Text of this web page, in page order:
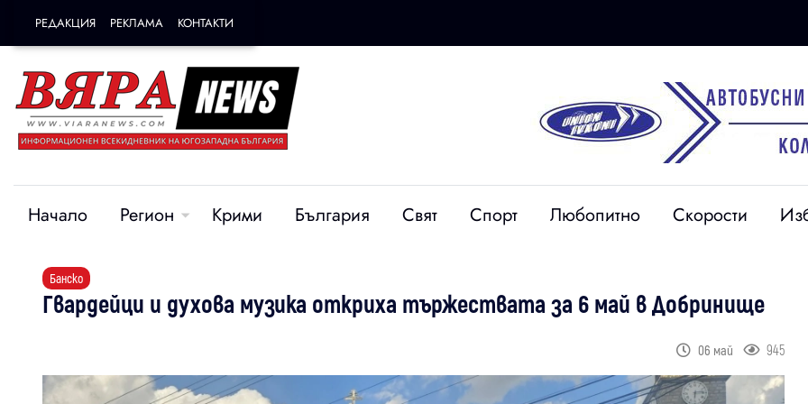
РЕДАКЦИЯ РЕКЛАМА КОНТАКТИ
Начало Регион Крими България Свят Спорт Любопитно Скорости
Банско
Гвардейци и духова музика откриха тържествата за 6 май в Добринище
06 май 945